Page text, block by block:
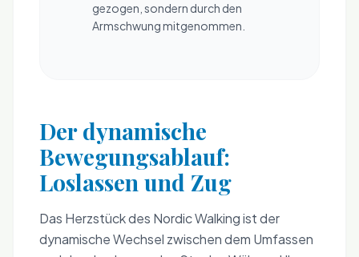
gezogen, sondern durch den
Armschwung mitgenommen.
Der dynamische
Bewegungsablauf:
Loslassen und Zug
Das Herzstück des Nordic Walking ist der
dynamische Wechsel zwischen dem Umfassen